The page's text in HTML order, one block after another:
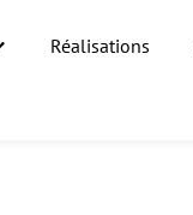
Réalisations